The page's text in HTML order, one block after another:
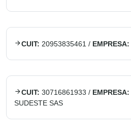
CUIT: 20953835461 / EMPRESA:
CUIT: 30716861933 / EMPRESA:
SUDESTE SAS